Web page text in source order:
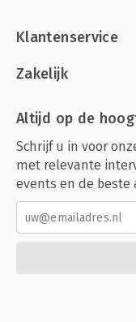
Klantenservice
Zakelijk
Altijd op de
Schrijf u in voor
met relevante
events en de beste